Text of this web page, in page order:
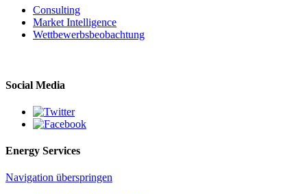
Consulting
Market Intelligence
Wettbewerbs­beobachtung
Social Media
Energy Services
Navigation überspringen